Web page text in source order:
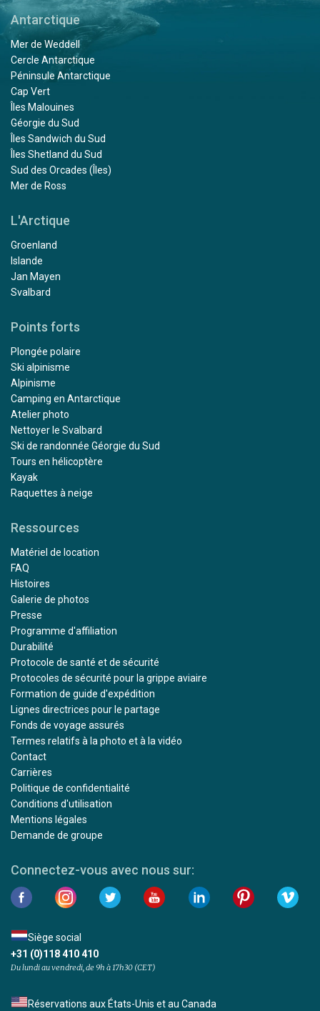
Antarctique
Mer de Weddell
Cercle Antarctique
Péninsule Antarctique
Cap Vert
Îles Malouines
Géorgie du Sud
Îles Sandwich du Sud
Îles Shetland du Sud
Sud des Orcades (Îles)
Mer de Ross
L'Arctique
Groenland
Islande
Jan Mayen
Svalbard
Points forts
Plongée polaire
Ski alpinisme
Alpinisme
Camping en Antarctique
Atelier photo
Nettoyer le Svalbard
Ski de randonnée Géorgie du Sud
Tours en hélicoptère
Kayak
Raquettes à neige
Ressources
Matériel de location
FAQ
Histoires
Galerie de photos
Presse
Programme d'affiliation
Durabilité
Protocole de santé et de sécurité
Protocoles de sécurité pour la grippe aviaire
Formation de guide d'expédition
Lignes directrices pour le partage
Fonds de voyage assurés
Termes relatifs à la photo et à la vidéo
Contact
Carrières
Politique de confidentialité
Conditions d'utilisation
Mentions légales
Demande de groupe
Connectez-vous avec nous sur:
Siège social
+31 (0)118 410 410
Du lundi au vendredi, de 9h à 17h30 (CET)
Réservations aux États-Unis et au Canada